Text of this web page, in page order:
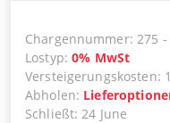
Chargennummer:275 -
Lostyp:0% MwSt
Versteigerungskosten:
Abholen:
Schließt:24 June